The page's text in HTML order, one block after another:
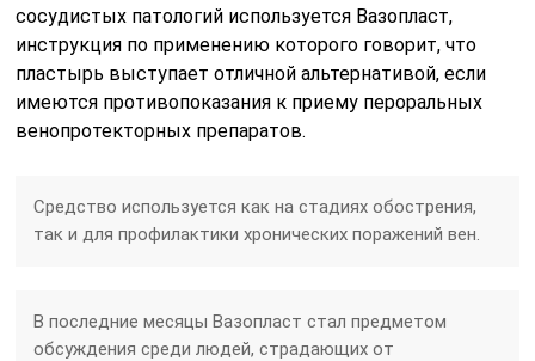
сосудистых патологий используется Вазопласт,
инструкция по применению которого говорит, что
пластырь выступает отличной альтернативой, если
имеются противопоказания к приему пероральных
венопротекторных препаратов.
Средство используется как на стадиях обострения,
так и для профилактики хронических поражений вен.
В последние месяцы Вазопласт стал предметом
обсуждения среди людей, страдающих от